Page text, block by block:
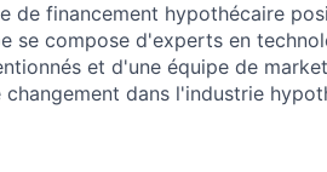
de financement hypothécaire
se compose d'experts en
et d'une équipe de
dans l'industrie